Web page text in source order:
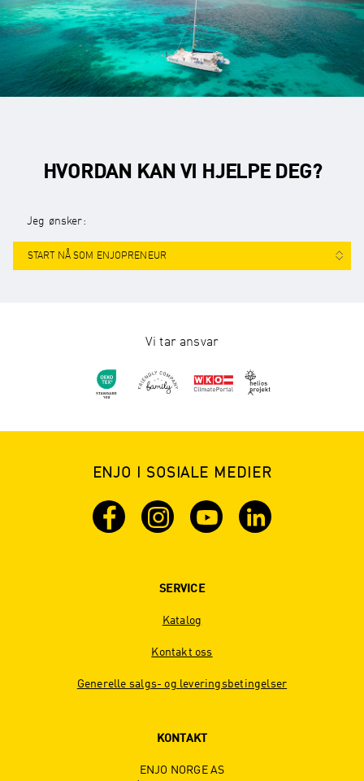
HVORDAN KAN VI HJELPE DEG?
Jeg ønsker:
START NÅ SOM ENJOPRENEUR
Vi tar ansvar
ENJO I SOSIALE MEDIER
SERVICE
Katalog
Kontakt oss
Generelle salgs- og leveringsbetingelser
KONTAKT
ENJO NORGE AS